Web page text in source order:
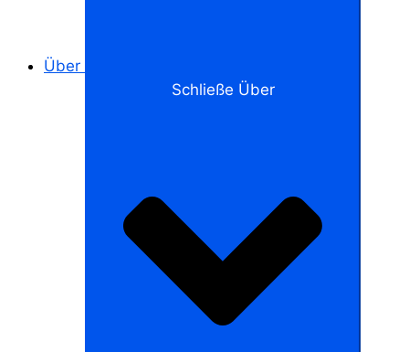
Über
Schließe Über